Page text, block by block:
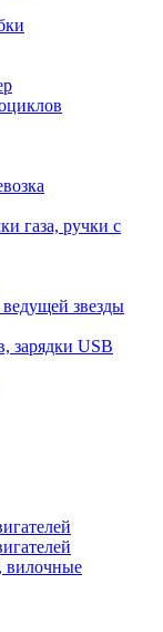
газа, ручки с
звезды
зарядки USB
вилочные